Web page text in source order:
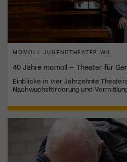
MOMOLL JUGENDTHEATER WIL
40 Jahre momoll – Theater für
Einblicke in vier Jahrzehnte
Nachwuchsförderung und